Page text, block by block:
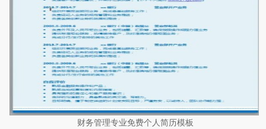
财务管理专业免费个人简历模板